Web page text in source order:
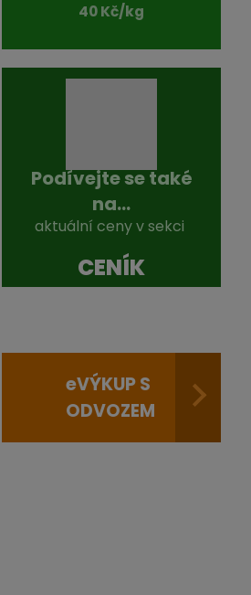
40 Kč/kg
Podívejte se také
na...
aktuální ceny v sekci
CENÍK
eVÝKUP S
ODVOZEM